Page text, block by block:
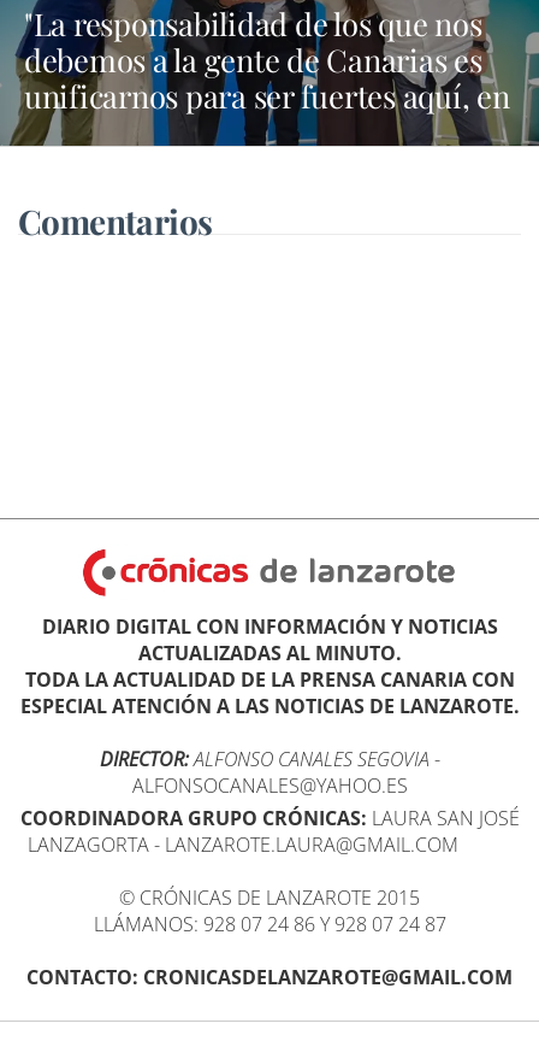
"La responsabilidad de los que nos
debemos a la gente de Canarias es
unificarnos para ser fuertes aquí, en
Madrid y en Bruselas"
Comentarios
DIARIO DIGITAL CON INFORMACIÓN Y NOTICIAS
ACTUALIZADAS AL MINUTO.
TODA LA ACTUALIDAD DE LA PRENSA CANARIA CON
ESPECIAL ATENCIÓN A LAS NOTICIAS DE LANZAROTE.
DIRECTOR:ALFONSO CANALES SEGOVIA -
ALFONSOCANALES@YAHOO.ES
COORDINADORA GRUPO CRÓNICAS: LAURA SAN JOSÉ
LANZAGORTA - LANZAROTE.LAURA@GMAIL.COM
© CRÓNICAS DE LANZAROTE 2015
LLÁMANOS: 928 07 24 86 Y 928 07 24 87
CONTACTO: CRONICASDELANZAROTE@GMAIL.COM